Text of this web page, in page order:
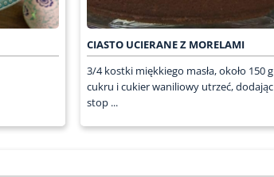
CIASTO UCIERANE Z MORELAMI
3/4 kostki miękkiego masła, około 150 g
cukru i cukier waniliowy utrzeć, dodając
stop ...